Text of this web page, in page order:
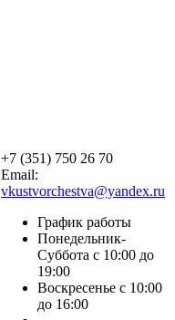
+7 (351) 750 26 70
Email:
vkustvorchestva@yandex.ru
График работы
Понедельник-
Суббота с 10:00 до
19:00
Воскресенье с 10:00
до 16:00